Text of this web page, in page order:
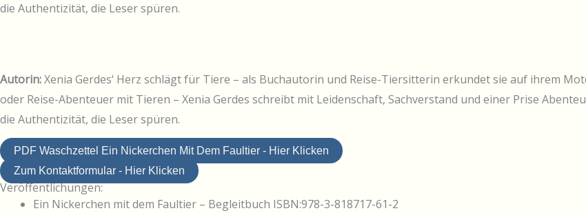
die Authentizität, die Leser spüren.
Autorin:Xenia Gerdes‘ Herz schlägt für Tiere – als Buchautorin und Reise-Tiersitterin erkundet sie auf ihrem
oder Reise-Abenteuer mit Tieren – Xenia Gerdes schreibt mit Leidenschaft, Sachverstand und einer Prise
die Authentizität, die Leser spüren.
PDF Waschzettel Ein Nickerchen Mit Dem Faultier - Hier Klicken
Zum Kontaktformular - Hier Klicken
Veröffentlichungen:
Ein Nickerchen mit dem Faultier – Begleitbuch ISBN:978-3-818717-61-2